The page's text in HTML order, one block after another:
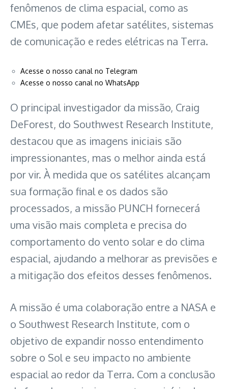
fenômenos de clima espacial, como as
CMEs, que podem afetar satélites, sistemas
de comunicação e redes elétricas na Terra.
Acesse o nosso canal no Telegram
Acesse o nosso canal no WhatsApp
O principal investigador da missão, Craig
DeForest, do Southwest Research Institute,
destacou que as imagens iniciais são
impressionantes, mas o melhor ainda está
por vir. À medida que os satélites alcançam
sua formação final e os dados são
processados, a missão PUNCH fornecerá
uma visão mais completa e precisa do
comportamento do vento solar e do clima
espacial, ajudando a melhorar as previsões e
a mitigação dos efeitos desses fenômenos.
A missão é uma colaboração entre a NASA e
o Southwest Research Institute, com o
objetivo de expandir nosso entendimento
sobre o Sol e seu impacto no ambiente
espacial ao redor da Terra. Com a conclusão